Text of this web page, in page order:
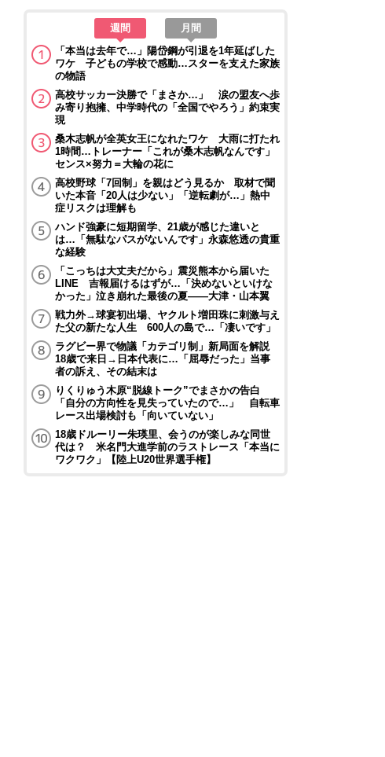
週間
月間
「本当は去年で…」陽岱鋼が引退を1年延ばした
ワケ 子どもの学校で感動…スターを支えた家族
の物語
高校サッカー決勝で「まさか…」 涙の盟友へ歩
み寄り抱擁、中学時代の「全国でやろう」約束実
現
桑木志帆が全英女王になれたワケ 大雨に打たれ
1時間…トレーナー「これが桑木志帆なんです」
センス×努力＝大輪の花に
高校野球「7回制」を親はどう見るか 取材で聞
いた本音「20人は少ない」「逆転劇が…」熱中
症リスクは理解も
ハンド強豪に短期留学、21歳が感じた違いと
は…「無駄なパスがないんです」永森悠透の貴重
な経験
「こっちは大丈夫だから」震災熊本から届いた
LINE 吉報届けるはずが…「決めないといけな
かった」泣き崩れた最後の夏――大津・山本翼
戦力外→球宴初出場、ヤクルト増田珠に刺激与え
た父の新たな人生 600人の島で…「凄いです」
ラグビー界で物議「カテゴリ制」新局面を解説
18歳で来日→日本代表に…「屈辱だった」当事
者の訴え、その結末は
りくりゅう木原“脱線トーク”でまさかの告白
「自分の方向性を見失っていたので…」 自転車
レース出場検討も「向いていない」
18歳ドルーリー朱瑛里、会うのが楽しみな同世
代は？ 米名門大進学前のラストレース「本当に
ワクワク」【陸上U20世界選手権】